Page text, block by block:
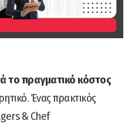
το πραγματικό κόστος
Ένας πρακτικός
& Chef